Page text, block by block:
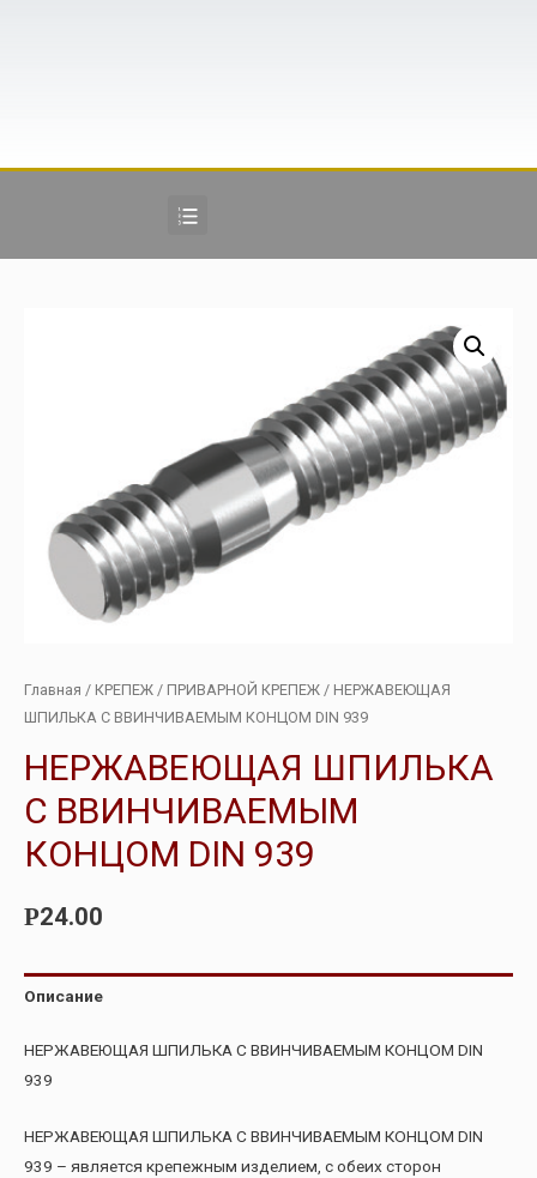
Главная / КРЕПЕЖ / ПРИВАРНОЙ КРЕПЕЖ / НЕРЖАВЕЮЩАЯ
ШПИЛЬКА С ВВИНЧИВАЕМЫМ КОНЦОМ DIN 939
НЕРЖАВЕЮЩАЯ ШПИЛЬКА
С ВВИНЧИВАЕМЫМ
КОНЦОМ DIN 939
Р24.00
Описание
НЕРЖАВЕЮЩАЯ ШПИЛЬКА С ВВИНЧИВАЕМЫМ КОНЦОМ DIN
939
НЕРЖАВЕЮЩАЯ ШПИЛЬКА С ВВИНЧИВАЕМЫМ КОНЦОМ DIN
939 – является крепежным изделием, с обеих сторон